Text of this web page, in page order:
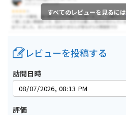
すべてのレビューを見るには
レビューを投稿する
訪問日時
評価